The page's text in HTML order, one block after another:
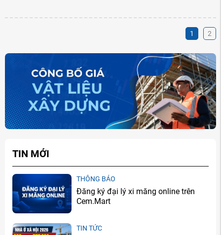
1 2
TIN MỚI
THÔNG BÁO
Đăng ký đại lý xi măng online trên
Cem.Mart
TIN TỨC